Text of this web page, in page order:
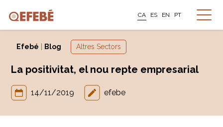
CA ES EN PT
Efebé Blog Altres Sectors
La positivitat, el nou repte empresarial
14/11/2019 efebe